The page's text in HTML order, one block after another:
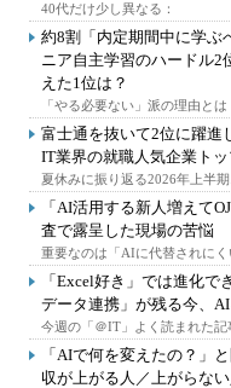
40代だけ少し異なる：
約8割「内定期間中に学
ニア自主学習のハードル2
えた1位は？
「やる必要ない」派の理由とは
富士通を抜いて2位に躍
IT業界の就職人気企業トッ
夏休みに振り返る2026年上半期
「AI活用する新人増えて
査で露呈した現場の苦悩
重要なのは「AIに代替されにく
「Excel好き」では進化で
データ連携」が残る今、
今週の「＠IT」よく読まれた記
「AIで何を変えたの？」
収が上がる人／上がらない